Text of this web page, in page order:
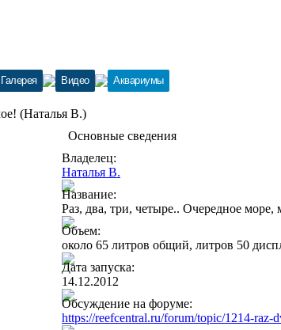
Галерея Видео Аквариумы
(Наталья В.)
Основные сведения
Владелец:
Наталья В.
Название:
Раз, два, три, четыре.. Очередное море,
Объем:
около 65 литров общий, литров 50
Дата запуска:
14.12.2012
Обсуждение на форуме:
https://reefcentral.ru/forum/topic/1214-raz-